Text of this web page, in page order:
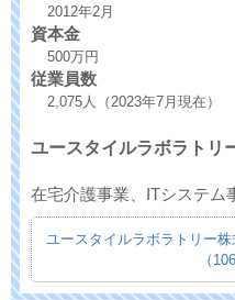
2012年2月
資本金
500万円
従業員数
2,075人（2023年7月現在）
ユースタイルラボラトリ
在宅介護事業、ITシステム
ユースタイルラボラトリー
（